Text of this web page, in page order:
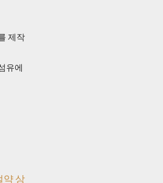
제작
유에
약 상